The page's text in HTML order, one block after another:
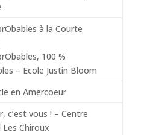
à la Courte
100 %
– Ecole Justin Bloom
en Amercoeur
c’est vous ! – Centre
Les Chiroux